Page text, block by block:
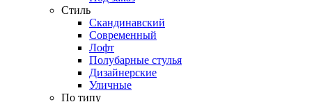
Стиль
Скандинавский
Современный
Лофт
Полубарные стулья
Дизайнерские
Уличные
По типу